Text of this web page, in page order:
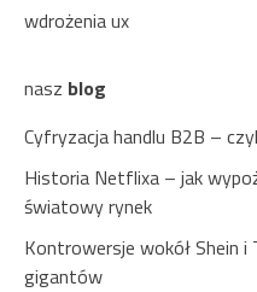
wdrożenia ux
nasz blog
Cyfryzacja handlu B2B –
Historia Netflixa – jak
światowy rynek
Kontrowersje wokół Shein i
gigantów